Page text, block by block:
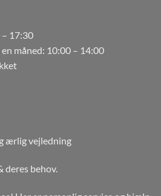
– 17:30
måned: 10:00 – 14:00
ærlig vejledning
deres behov.